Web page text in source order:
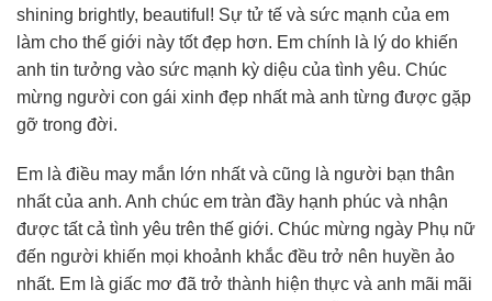
shining brightly, beautiful! Sự tử tế và sức mạnh của em
làm cho thế giới này tốt đẹp hơn. Em chính là lý do khiến
anh tin tưởng vào sức mạnh kỳ diệu của tình yêu. Chúc
mừng người con gái xinh đẹp nhất mà anh từng được gặp
gỡ trong đời.
Em là điều may mắn lớn nhất và cũng là người bạn thân
nhất của anh. Anh chúc em tràn đầy hạnh phúc và nhận
được tất cả tình yêu trên thế giới. Chúc mừng ngày Phụ nữ
đến người khiến mọi khoảnh khắc đều trở nên huyền ảo
nhất. Em là giấc mơ đã trở thành hiện thực và anh mãi mãi